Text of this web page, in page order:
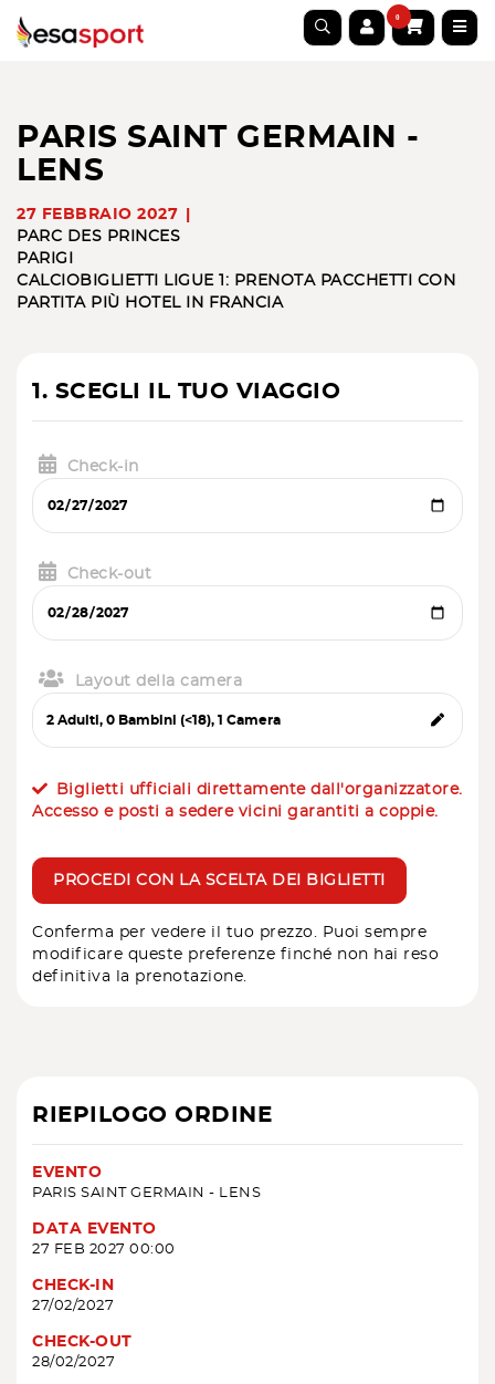
0
PARIS SAINT GERMAIN -
LENS
27 FEBBRAIO 2027
PARC DES PRINCES
PARIGI
CALCIO BIGLIETTI LIGUE 1: PRENOTA PACCHETTI CON
PARTITA PIÙ HOTEL IN FRANCIA
1. SCEGLI IL TUO VIAGGIO
Check-in
Check-out
Layout della camera
Biglietti ufficiali direttamente dall'organizzatore.
Accesso e posti a sedere vicini garantiti a coppie.
PROCEDI CON LA SCELTA DEI BIGLIETTI
Conferma per vedere il tuo prezzo. Puoi sempre
modificare queste preferenze finché non hai reso
definitiva la prenotazione.
RIEPILOGO ORDINE
EVENTO
PARIS SAINT GERMAIN - LENS
DATA EVENTO
27 FEB 2027 00:00
CHECK-IN
27/02/2027
CHECK-OUT
28/02/2027